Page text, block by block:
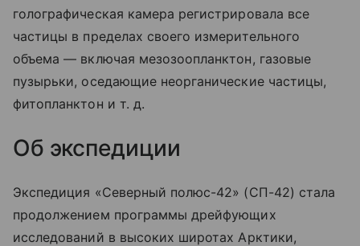
голографическая камера регистрировала все
частицы в пределах своего измерительного
объема — включая мезозоопланктон, газовые
пузырьки, оседающие неорганические частицы,
фитопланктон и т. д.
Об экспедиции
Экспедиция «Северный полюс-42» (СП-42) стала
продолжением программы дрейфующих
исследований в высоких широтах Арктики,